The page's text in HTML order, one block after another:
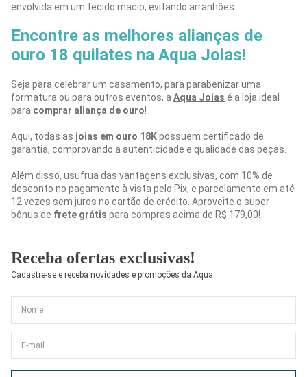
envolvida em um tecido macio, evitando arranhões.
Encontre as melhores alianças de
ouro 18 quilates na Aqua Joias!
Seja para celebrar um casamento, para parabenizar uma
formatura ou para outros eventos, a Aqua Joias é a loja ideal
para comprar aliança de ouro!
Aqui, todas as joias em ouro 18Kpossuem certificado de
garantia, comprovando a autenticidade e qualidade das peças.
Além disso, usufrua das vantagens exclusivas, com 10% de
desconto no pagamento à vista pelo Pix, e parcelamento em até
12 vezes sem juros no cartão de crédito. Aproveite o super
bônus de frete grátis para compras acima de R$ 179,00!
Receba ofertas exclusivas!
Cadastre-se e receba novidades e promoções da Aqua